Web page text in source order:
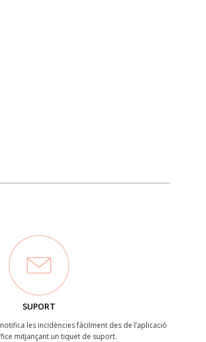
SUPORT
les incidències fàcilment des de l’aplicació
mitjançant un tiquet de suport.